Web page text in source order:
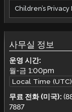
Children’s Privacy
사무실 정보
운영 시간:
월-금 1:00pm
무료 전화 (미국):
7887